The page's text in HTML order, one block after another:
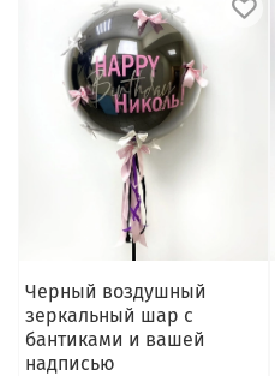
Черный воздушный
зеркальный шар с
бантиками и вашей
надписью